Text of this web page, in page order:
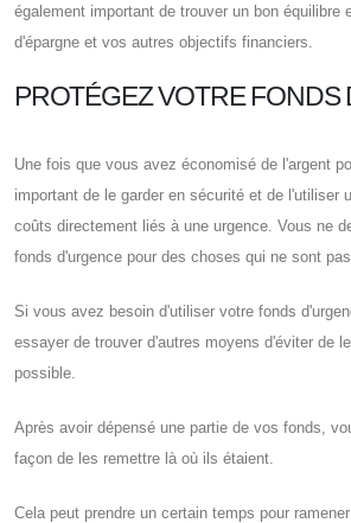
également important de trouver un bon équilibre
d'épargne et vos autres objectifs financiers.
PROTÉGEZ VOTRE FONDS
Une fois que vous avez économisé de l'argent
important de le garder en sécurité et de l'utiliser
coûts directement liés à une urgence. Vous ne
fonds d'urgence pour des choses qui ne sont pas
Si vous avez besoin d'utiliser votre fonds
essayer de trouver d'autres moyens d'éviter de
possible.
Après avoir dépensé une partie de vos fonds,
façon de les remettre là où ils étaient.
Cela peut prendre un certain temps pour